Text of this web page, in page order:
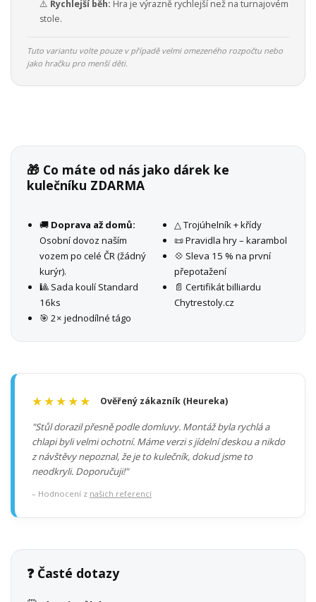
⚠️ Rychlejší běh: Hra je výrazně rychlejší než na turnajovém
stole.
Tuto variantu volte pouze v případě velmi omezeného rozpočtu nebo
jako hračku pro menší děti.
🎁 Co máte od nás jako dárek ke
kulečníku ZDARMA
🚚 Doprava až domů:
Osobní dovoz naším
vozem po celé ČR (žádný
kurýr).
🎱 Sada koulí Standard
16ks
🎯 2× jednodílné tágo
△ Trojúhelník + křídy
📜 Pravidla hry – karambol
💠 Sleva 15 % na první
přepotažení
📄 Certifikát billiardu
Chytrestoly.cz
★★★★★ Ověřený zákazník (Heureka)
"Stůl dorazil přesně podle domluvy. Montáž byla rychlá a
chlapi byli velmi ochotní. Máme verzi s jídelní deskou a nikdo
z návštěvy nepoznal, že je to kulečník, dokud jsme to
neodkryli. Doporučuji!"
– Hodnocení z našich referencí
❓ Časté dotazy